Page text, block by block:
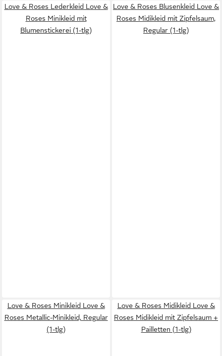
Love & Roses Lederkleid Love &
Roses Minikleid mit
Blumenstickerei (1-tlg)
Love & Roses Blusenkleid Love &
Roses Midikleid mit Zipfelsaum,
Regular (1-tlg)
Love & Roses Minikleid Love &
Roses Metallic-Minikleid, Regular
(1-tlg)
Love & Roses Midikleid Love &
Roses Midikleid mit Zipfelsaum +
Pailletten (1-tlg)